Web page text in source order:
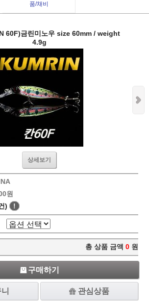
품/채비
60F)금린미노우 size 60mm / weight
4.9g
상세보기
원
) !
총 상품 금액 0 원
구매하기
관심상품